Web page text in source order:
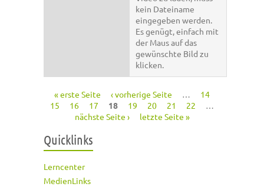
kein Dateiname
eingegeben werden.
Es genügt, einfach mit
der Maus auf das
gewünschte Bild zu
klicken.
Seiten
« erste Seite ‹ vorherige Seite …
14
15
16 17 18 19 20 21 22
…
nächste Seite ›
letzte Seite »
Quicklinks
Lerncenter
MedienLinks